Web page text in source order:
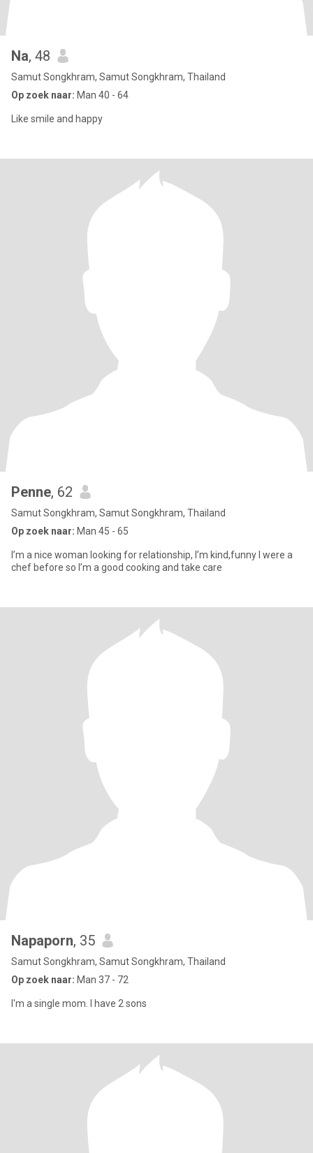
Na, 48
Samut Songkhram, Samut Songkhram, Thailand
Op zoek naar: Man 40 - 64
Like smile and happy
Penne, 62
Samut Songkhram, Samut Songkhram, Thailand
Op zoek naar: Man 45 - 65
I’m a nice woman looking for relationship, I’m kind,funny I were a
chef before so I’m a good cooking and take care
Napaporn, 35
Samut Songkhram, Samut Songkhram, Thailand
Op zoek naar: Man 37 - 72
I'm a single mom. I have 2 sons